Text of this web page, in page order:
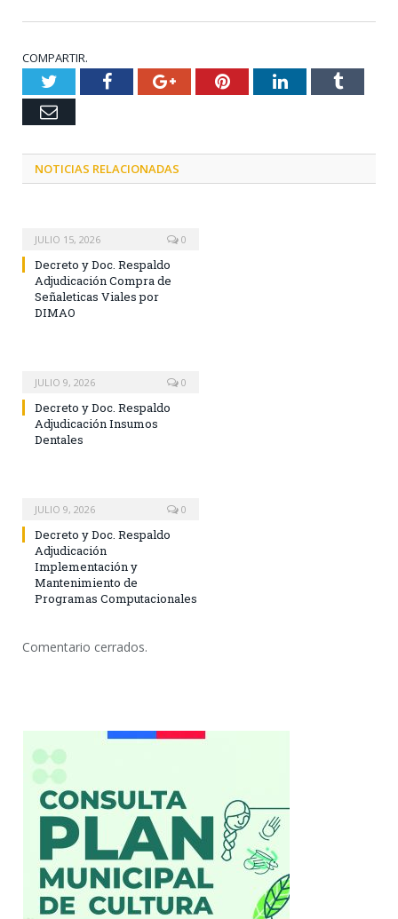
COMPARTIR.
TwitterFacebookGoogle+PinterestLinkedInTumblr
Email
NOTICIAS RELACIONADAS
JULIO 15, 2026 0
Decreto y Doc. Respaldo
Adjudicación Compra de
Señaleticas Viales por
DIMAO
JULIO 9, 2026 0
Decreto y Doc. Respaldo
Adjudicación Insumos
Dentales
JULIO 9, 2026 0
Decreto y Doc. Respaldo
Adjudicación
Implementación y
Mantenimiento de
Programas Computacionales
Comentario cerrados.